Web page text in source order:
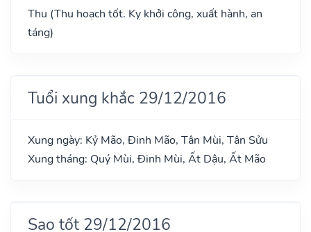
Thu (Thu hoạch tốt. Kỵ khởi công, xuất hành, an
táng)
Tuổi xung khắc 29/12/2016
Xung ngày: Kỷ Mão, Đinh Mão, Tân Mùi, Tân Sửu
Xung tháng: Quý Mùi, Đinh Mùi, Ất Dậu, Ất Mão
Sao tốt 29/12/2016